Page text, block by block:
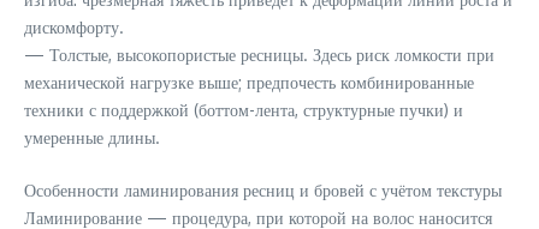
дискомфорту.
— Толстые, высокопористые ресницы. Здесь риск ломкости при
механической нагрузке выше; предпочесть комбинированные
техники с поддержкой (боттом-лента, структурные пучки) и
умеренные длины.
Особенности ламинирования ресниц и бровей с учётом текстуры
Ламинирование — процедура, при которой на волос наносится